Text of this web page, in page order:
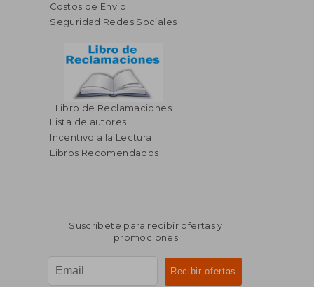
Costos de Envío
Seguridad Redes Sociales
Libro de Reclamaciones
Lista de autores
Incentivo a la Lectura
Libros Recomendados
Suscríbete para recibir ofertas y
promociones